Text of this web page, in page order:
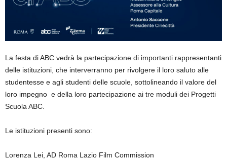
La festa di ABC vedrà la partecipazione di importanti rappresentanti
delle istituzioni, che interverranno per rivolgere il loro saluto alle
studentesse e agli studenti delle scuole, sottolineando il valore del
loro impegno e della loro partecipazione ai tre moduli dei Progetti
Scuola ABC.
Le istituzioni presenti sono:
Lorenza Lei, AD Roma Lazio Film Commission